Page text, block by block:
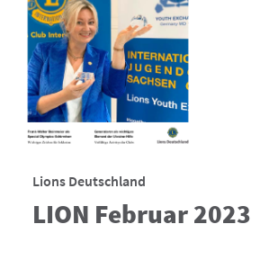
Lions Deutschland
LION Februar 2023